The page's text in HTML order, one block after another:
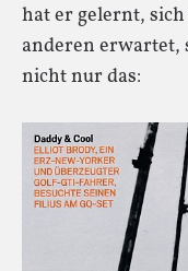
hat er gelernt,
anderen erwartet,
nicht nur das: